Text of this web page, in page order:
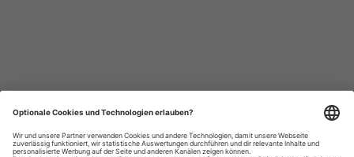
Datenschutzhinweise